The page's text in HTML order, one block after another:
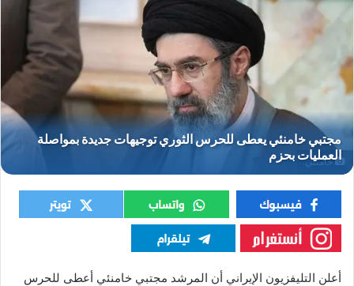
خامنئي
أعلن التليفزيون الإيراني أن المرشد مجتبي خامنئي أعطى للحرس